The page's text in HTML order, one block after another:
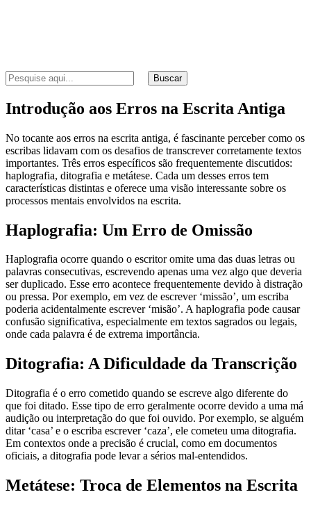
Buscar
Introdução aos Erros na Escrita Antiga
No tocante aos erros na escrita antiga, é fascinante perceber como os
escribas lidavam com os desafios de transcrever corretamente textos
importantes. Três erros específicos são frequentemente discutidos:
haplografia, ditografia e metátese. Cada um desses erros tem
características distintas e oferece uma visão interessante sobre os
processos mentais envolvidos na escrita.
Haplografia: Um Erro de Omissão
Haplografia ocorre quando o escritor omite uma das duas letras ou
palavras consecutivas, escrevendo apenas uma vez algo que deveria
ser duplicado. Esse erro acontece frequentemente devido à distração
ou pressa. Por exemplo, em vez de escrever ‘missão’, um escriba
poderia acidentalmente escrever ‘misão’. A haplografia pode causar
confusão significativa, especialmente em textos sagrados ou legais,
onde cada palavra é de extrema importância.
Ditografia: A Dificuldade da Transcrição
Ditografia é o erro cometido quando se escreve algo diferente do
que foi ditado. Esse tipo de erro geralmente ocorre devido a uma má
audição ou interpretação do que foi ouvido. Por exemplo, se alguém
ditar ‘casa’ e o escriba escrever ‘caza’, ele cometeu uma ditografia.
Em contextos onde a precisão é crucial, como em documentos
oficiais, a ditografia pode levar a sérios mal-entendidos.
Metátese: Troca de Elementos na Escrita